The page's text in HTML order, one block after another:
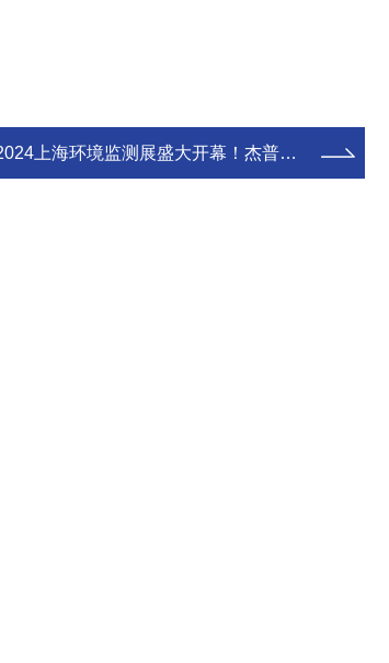
海环境监测展盛大开幕！杰普仪器期待您的莅临！